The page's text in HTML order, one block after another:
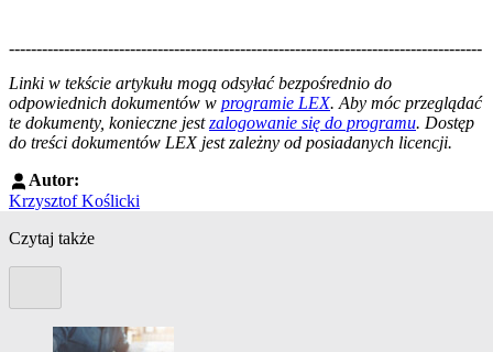
--------------------------------------------------------------------------------------
Linki w tekście artykułu mogą odsyłać bezpośrednio do
odpowiednich dokumentów w programie LEX. Aby móc przeglądać
te dokumenty, konieczne jestzalogowanie się do programu. Dostęp
do treści dokumentów LEX jest zależny od posiadanych licencji.
Autor:
Krzysztof Koślicki
Czytaj także